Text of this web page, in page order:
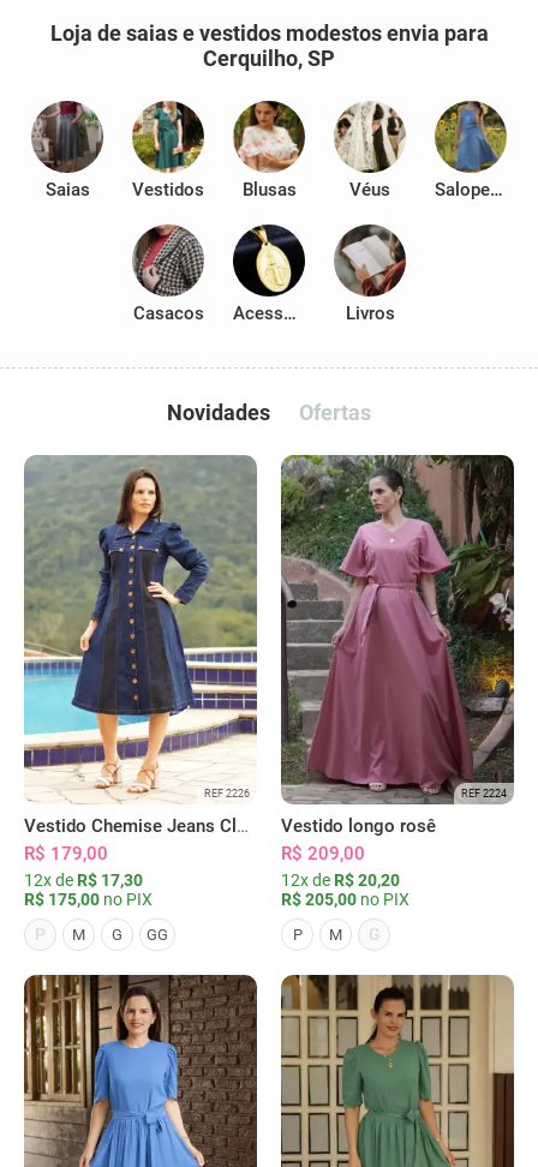
Loja de saias e vestidos modestos envia para
Cerquilho, SP
Saias Vestidos Blusas Véus Salopetes
Casacos Acessórios Livros
Novidades Ofertas
REF 2226
Vestido Chemise Jeans Clássica Serena
R$ 179,00
12x de R$ 17,30
R$ 175,00 no PIX
P
M G GG
REF 2224
Vestido longo rosê
R$ 209,00
12x de R$ 20,20
R$ 205,00 no PIX
P M G